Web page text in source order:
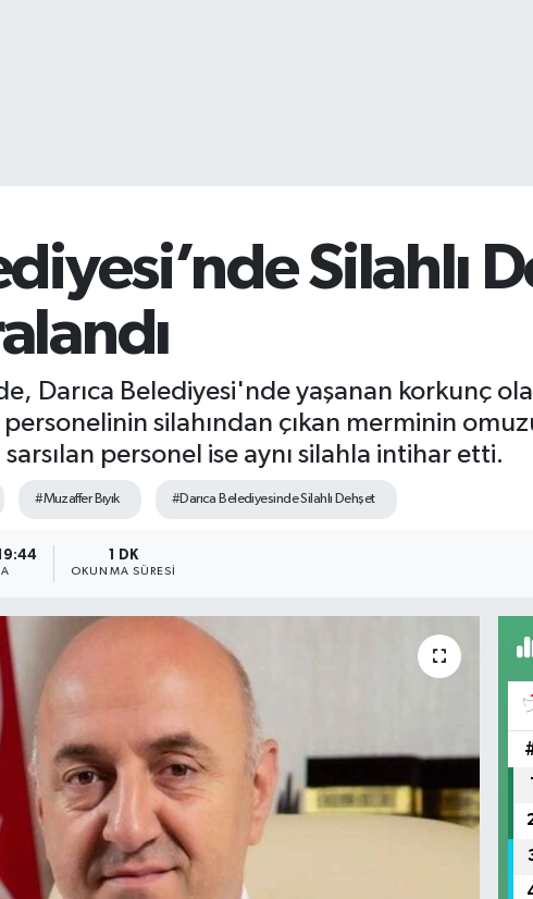
Silahlı
Darıca Belediyesi'nde yaşanan korkunç
personelinin silahından çıkan merminin
personel ise aynı silahla intihar etti.
#Muzaffer Bıyık #Darıca Belediyesinde Silahlı Dehşet
1 DK
OKUNMA SÜRESI
1